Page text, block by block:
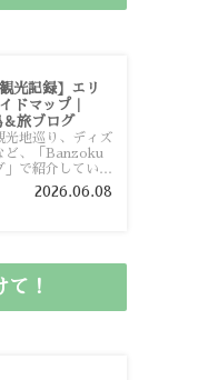
光記録】エリ
ドマップ｜
旅ブログ
光地巡り、ディズ
ど、「Banzoku
」で紹介している
光記録をエリアや
ました。あなたが
2026.06.08
！